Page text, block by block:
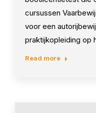
cursussen
voor een
praktijkopleiding op
Read more